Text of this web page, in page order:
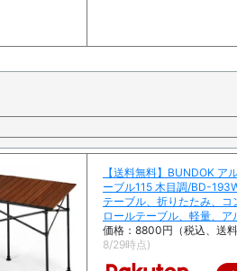
【送料無料】BUNDOK ア
ーブル115 木目調/BD-
テーブル、折りたたみ、コ
ロールテーブル、軽量、ア
価格：8800円（税込、送
8/29時点)